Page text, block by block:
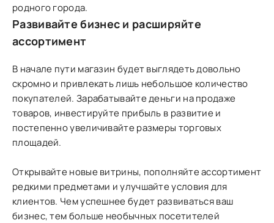
родного города.
Развивайте бизнес и расширяйте
ассортимент
В начале пути магазин будет выглядеть довольно
скромно и привлекать лишь небольшое количество
покупателей. Зарабатывайте деньги на продаже
товаров, инвестируйте прибыль в развитие и
постепенно увеличивайте размеры торговых
площадей.
Открывайте новые витрины, пополняйте ассортимент
редкими предметами и улучшайте условия для
клиентов. Чем успешнее будет развиваться ваш
бизнес, тем больше необычных посетителей